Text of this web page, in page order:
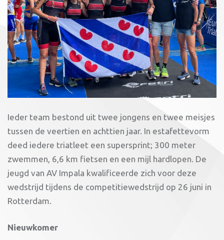
Ieder team bestond uit twee jongens en twee meisjes
tussen de veertien en achttien jaar. In estafettevorm
deed iedere triatleet een supersprint; 300 meter
zwemmen, 6,6 km fietsen en een mijl hardlopen. De
jeugd van AV Impala kwalificeerde zich voor deze
wedstrijd tijdens de competitiewedstrijd op 26 juni in
Rotterdam.
Nieuwkomer